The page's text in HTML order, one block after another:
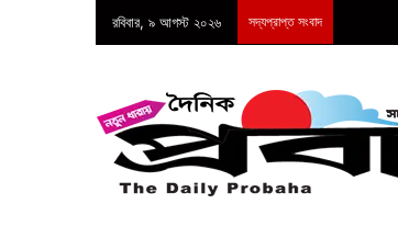
রবিবার, ৯ আগস্ট ২০২৬ সদ্যপ্রাপ্ত সংবাদ